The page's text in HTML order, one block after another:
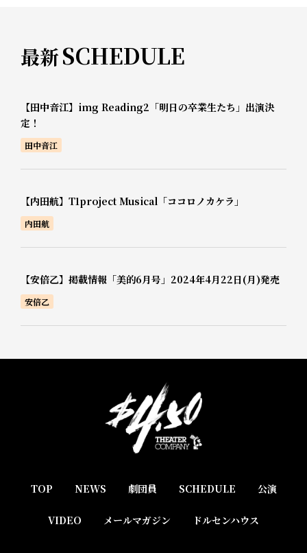
最新SCHEDULE
【田中音江】img Reading2「明日の卒業生たち」出演決
定！
田中音江
【内田航】T1project Musical「ココロノカケラ」
内田航
【安倍乙】掲載情報「美的6月号」2024年4月22日(月)発売
安倍乙
TOP NEWS 劇団員 SCHEDULE 公演
VIDEO メールマガジン ドルセンハウス